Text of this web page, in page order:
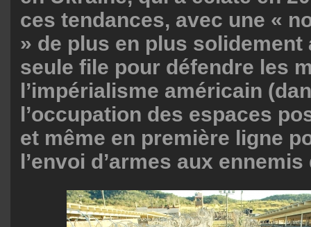
ces tendances, avec une «
» de plus en plus solidement
seule file pour défendre les
l’impérialisme américain
l’occupation des espaces
et même en première ligne
l’envoi d’armes aux